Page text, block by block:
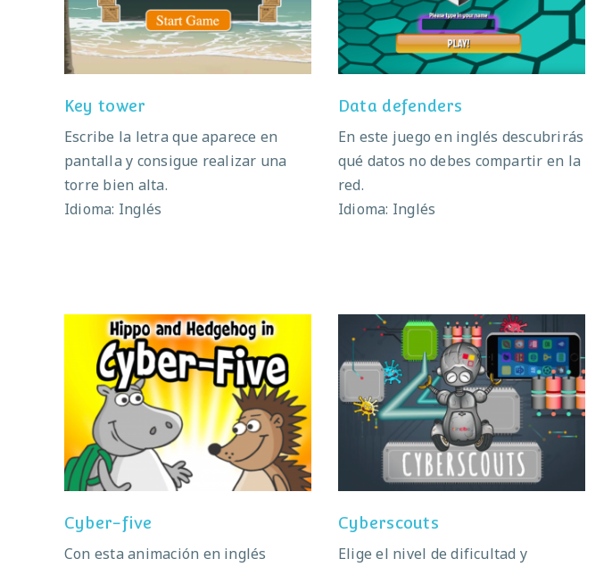
Key tower
Escribe la letra que aparece en
pantalla y consigue realizar una
torre bien alta.
Idioma: Inglés
Data defenders
En este juego en inglés descubrirás
qué datos no debes compartir en la
red.
Idioma: Inglés
Cyber-five
Cyber-five
Con esta animación en inglés
Cyberscouts
Cyberscouts
Elige el nivel de dificultad y